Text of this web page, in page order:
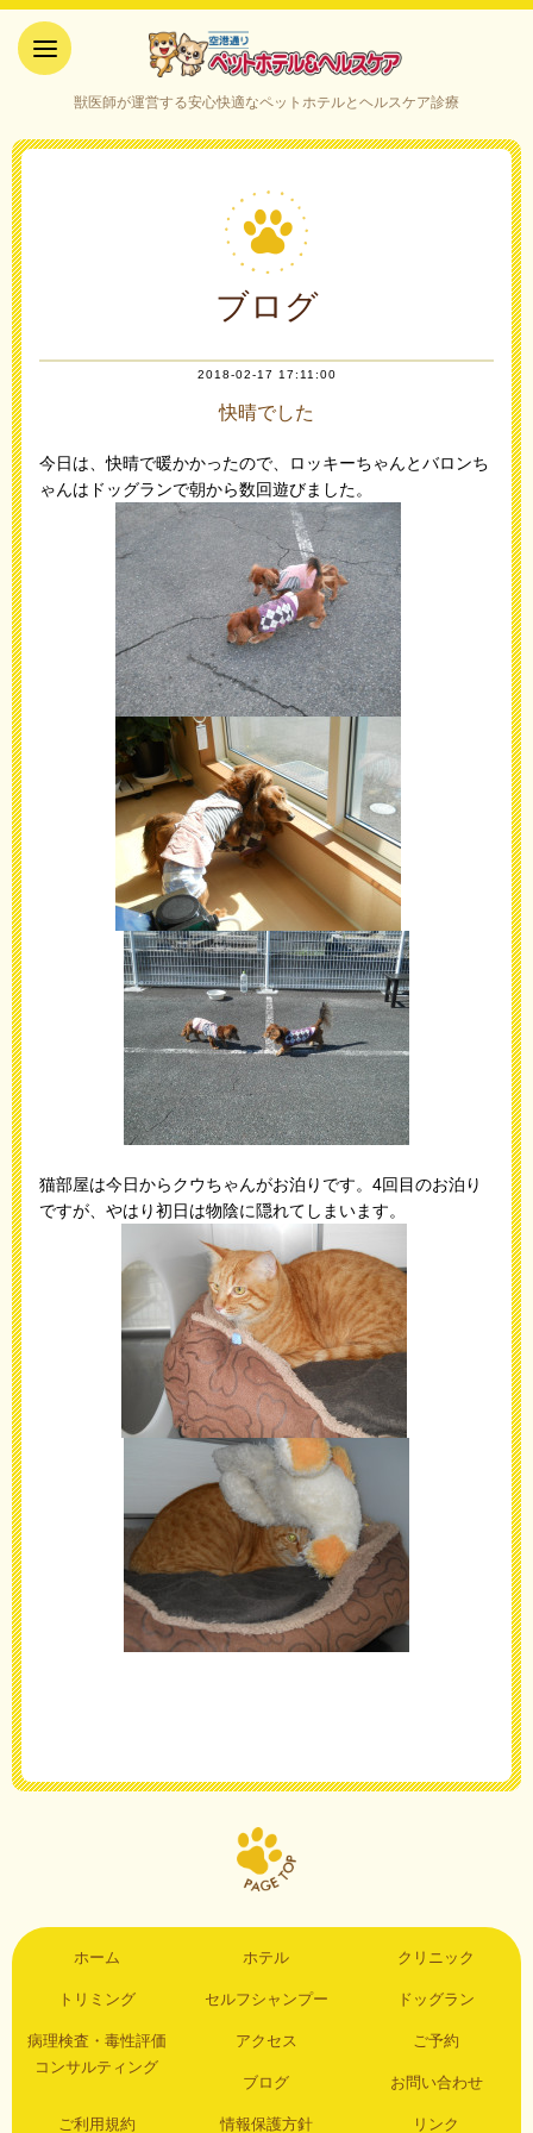
ケア｜山口県宇部市
獣医師が運営する安心快適なペットホテルとヘルスケア診療
ブログ
2018-02-17 17:11:00
快晴でした
今日は、快晴で暖かかったので、ロッキーちゃんとバロンち
ゃんはドッグランで朝から数回遊びました。
猫部屋は今日からクウちゃんがお泊りです。4回目のお泊り
ですが、やはり初日は物陰に隠れてしまいます。
ホーム ホテル クリニック
トリミング セルフシャンプー ドッグラン
病理検査・毒性評価
コンサルティング
アクセス ご予約
ブログ お問い合わせ
ご利用規約 情報保護方針 リンク